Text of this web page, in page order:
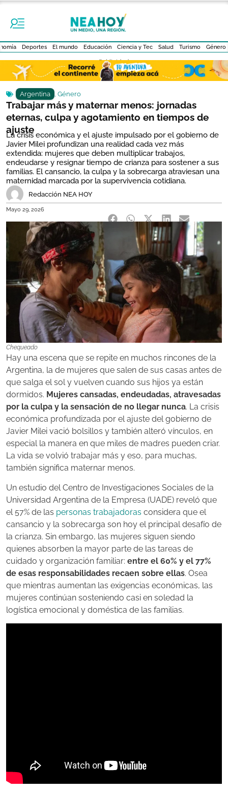
Deportes El mundo Educación Ciencia y Tec Salud Turismo Género
- Publicidad -
Argentina , Género
Trabajar más y maternar menos: jornadas
eternas, culpa y agotamiento en tiempos de
ajuste
La crisis económica y el ajuste impulsado por el gobierno de
Javier Milei profundizan una realidad cada vez más
extendida: mujeres que deben multiplicar trabajos,
endeudarse y resignar tiempo de crianza para sostener a sus
familias. El cansancio, la culpa y la sobrecarga atraviesan una
maternidad marcada por la supervivencia cotidiana.
Redacción NEA HOY
Mayo 29, 2026
Chequeado
Hay una escena que se repite en muchos rincones de la
Argentina, la de mujeres que salen de sus casas antes de
que salga el sol y vuelven cuando sus hijos ya están
dormidos. Mujeres cansadas, endeudadas, atravesadas
por la culpa y la sensación de no llegar nunca. La crisis
económica profundizada por el ajuste del gobierno de
Javier Milei vació bolsillos y también alteró vínculos, en
especial la manera en que miles de madres pueden criar.
La vida se volvió trabajar más y eso, para muchas,
también significa maternar menos.
Un estudio del Centro de Investigaciones Sociales de la
Universidad Argentina de la Empresa (UADE) reveló que
el 57% de las personas trabajadoras considera que el
cansancio y la sobrecarga son hoy el principal desafío de
la crianza. Sin embargo, las mujeres siguen siendo
quienes absorben la mayor parte de las tareas de
cuidado y organización familiar: entre el 60% y el 77%
de esas responsabilidades recaen sobre ellas. Osea
que mientras aumentan las exigencias económicas, las
mujeres continúan sosteniendo casi en soledad la
logística emocional y doméstica de las familias.